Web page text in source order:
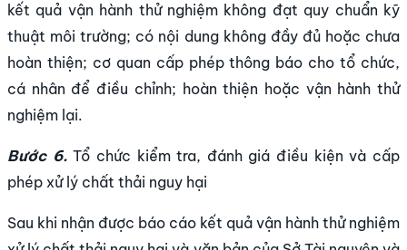
kết quả vận hành thử nghiệm không đạt quy chuẩn kỹ
thuật môi trường; có nội dung không đầy đủ hoặc chưa
hoàn thiện; cơ quan cấp phép thông báo cho tổ chức,
cá nhân để điều chỉnh; hoàn thiện hoặc vận hành thử
nghiệm lại.
Bước 6.Tổ chức kiểm tra, đánh giá điều kiện và cấp
phép xử lý chất thải nguy hại
Sau khi nhận được báo cáo kết quả vận hành thử nghiệm